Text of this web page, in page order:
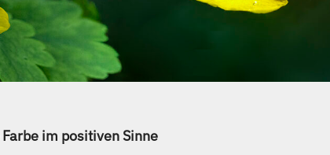
im positiven Sinne